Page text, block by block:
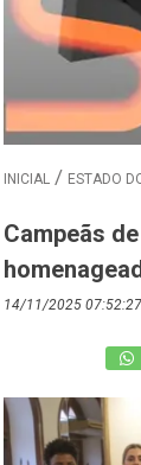
INICIAL ESTADO
Campeãs
14/11/2025 07:52:27